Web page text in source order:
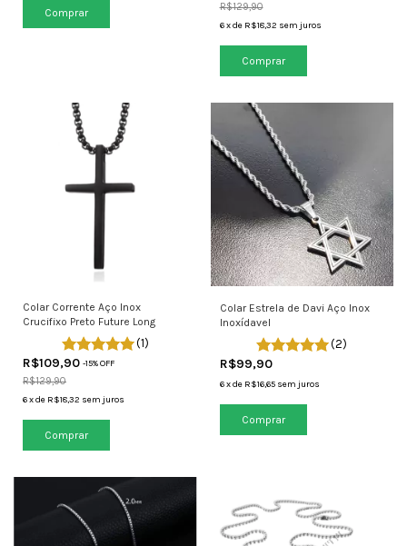
R$129,90
6 xde R$18,32 sem juros
Colar Corrente Aço Inox
Crucifixo Preto Future Long
(1)
R$109,90 -15% OFF
R$129,90
6xde R$18,32 sem juros
Colar Estrela de Davi Aço Inox
Inoxídavel
(2)
R$99,90
6 xde R$16,65 sem juros